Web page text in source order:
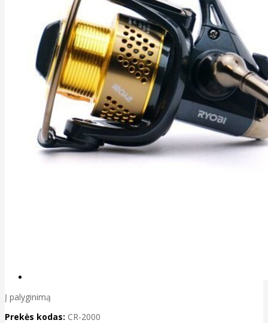
Į palyginimą
Prekės kodas: CR-2000